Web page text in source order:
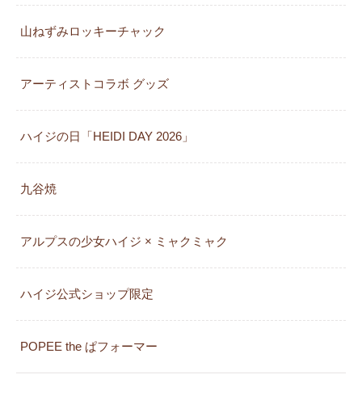
山ねずみロッキーチャック
アーティストコラボ グッズ
ハイジの日「HEIDI DAY 2026」
九谷焼
アルプスの少女ハイジ × ミャクミャク
ハイジ公式ショップ限定
POPEE the ぱフォーマー